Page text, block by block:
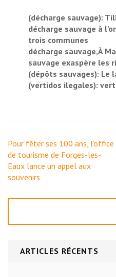
(décharge sauvage):
décharge sauvage à
trois communes
décharge sauvage,À
sauvage exaspère les
(dépôts sauvages): Le
(vertidos ilegales):
Navigation
de
l’article
Pour fêter ses 100 ans, l’office
de tourisme de Forges-les-
Eaux lance un appel aux
souvenirs
ARTICLES RÉCENTS